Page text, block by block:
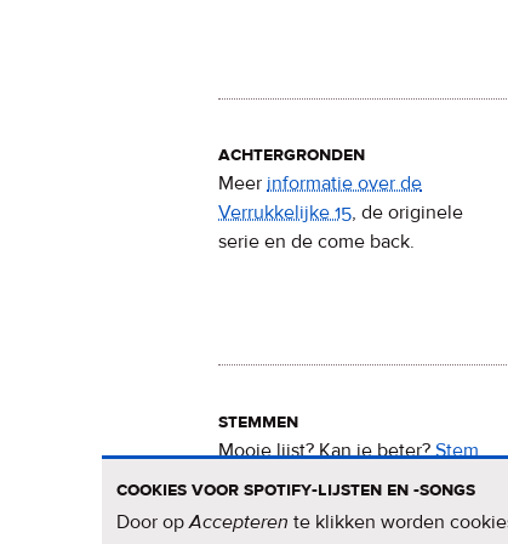
achtergronden
Meer informatie over de
Verrukkelijke 15, de originele
serie en de come back.
stemmen
Mooie lijst? Kan ie beter?Stem
nu voor de Verrukkelijke 15.
cookies voor spotify-lijsten en -songs
Door opAccepteren te klikken worden